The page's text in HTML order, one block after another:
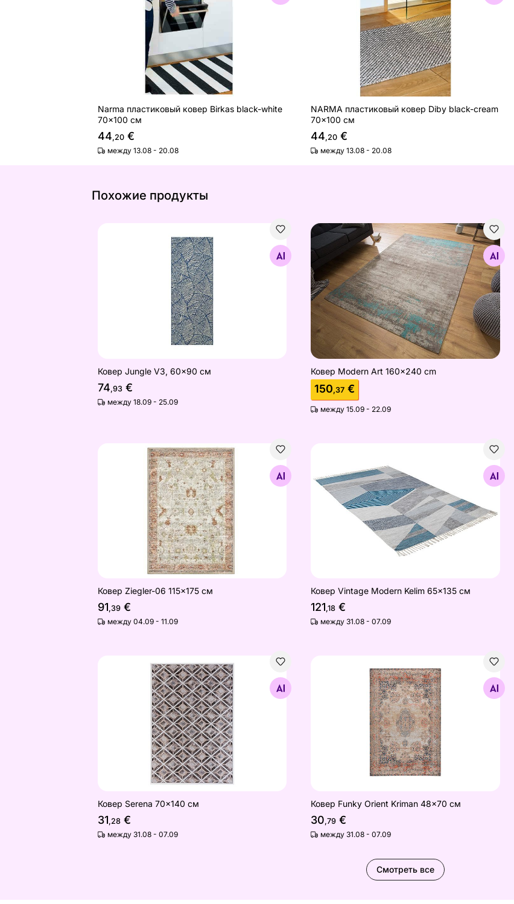
Narma пластиковый ковер Birkas black-white
70x100 см
44,20 €
между 13.08 - 20.08
NARMA пластиковый ковер Diby black-cream
70x100 см
44,20 €
между 13.08 - 20.08
Похожие продукты
Ковер Jungle V3, 60x90 см
Найдите похожие
Ковер Jungle V3, 60x90 см
74,93 €
между 18.09 - 25.09
Ковер Modern Art 160x240 cm
Найдите похожие
Ковер Modern Art 160x240 cm
150,37 €
между 15.09 - 22.09
Ковер Ziegler-06 115x175 см
Найдите похожие
Ковер Ziegler-06 115x175 см
91,39 €
между 04.09 - 11.09
Ковер Vintage Modern Kelim 65x135 см
Ковер Vintage Modern Kelim 65x135 см
121,18 €
между 31.08 - 07.09
Ковер Serena 70x140 см
Найдите похожие
Ковер Serena 70x140 см
31,28 €
между 31.08 - 07.09
Ковер Funky Orient Kriman 48x70 см
Найдите похожие
Ковер Funky Orient Kriman 48x70 см
30,79 €
между 31.08 - 07.09
Смотреть все